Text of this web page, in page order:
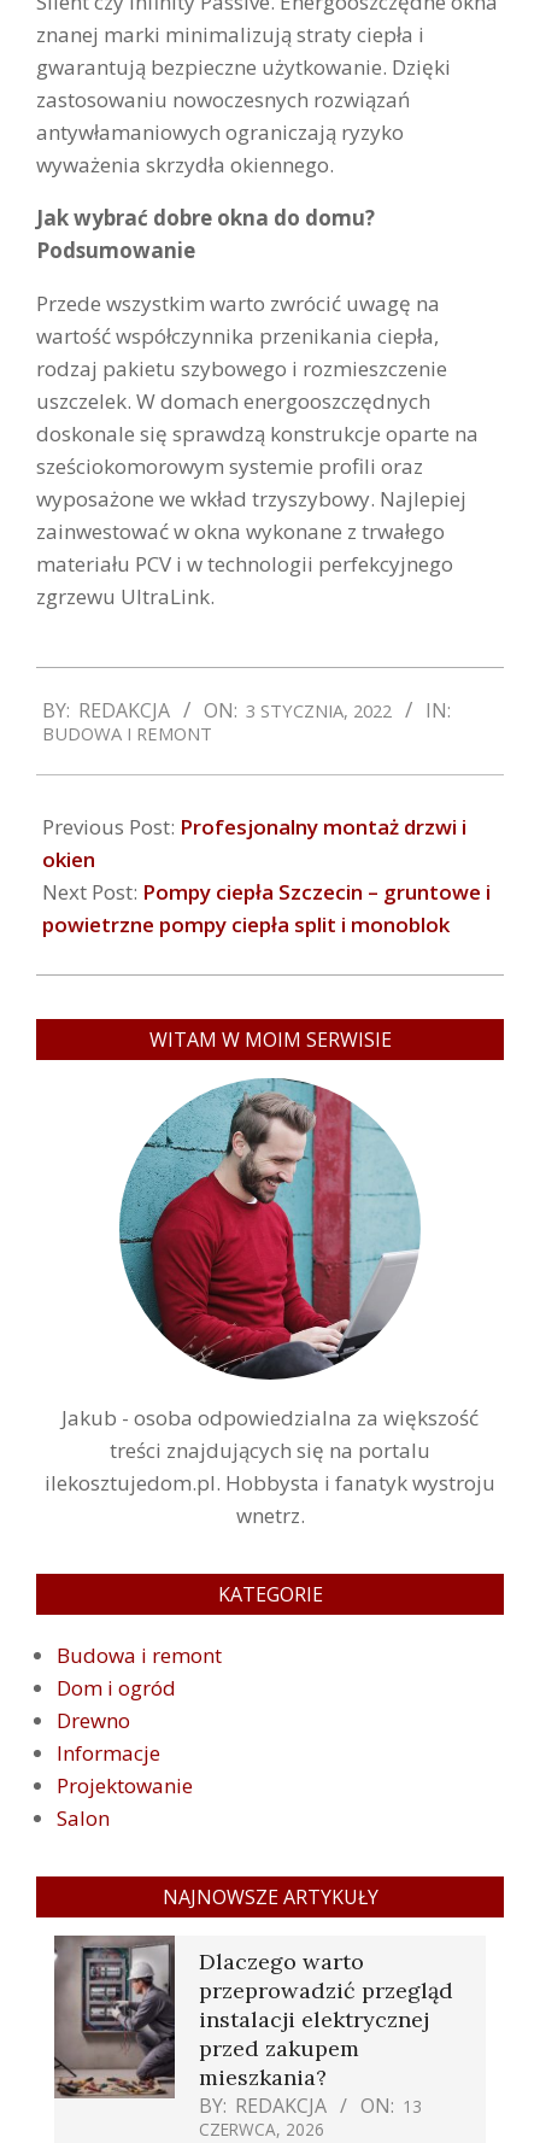
znanej marki minimalizują straty ciepła i
gwarantują bezpieczne użytkowanie. Dzięki
zastosowaniu nowoczesnych rozwiązań
antywłamaniowych ograniczają ryzyko
wyważenia skrzydła okiennego.
Jak wybrać dobre okna do domu?
Podsumowanie
Przede wszystkim warto zwrócić uwagę na
wartość współczynnika przenikania ciepła,
rodzaj pakietu szybowego i rozmieszczenie
uszczelek. W domach energooszczędnych
doskonale się sprawdzą konstrukcje oparte na
sześciokomorowym systemie profili oraz
wyposażone we wkład trzyszybowy. Najlepiej
zainwestować w okna wykonane z trwałego
materiału PCV i w technologii perfekcyjnego
zgrzewu UltraLink.
01-
03
BY: REDAKCJA ON: 3 STYCZNIA, 2022 IN:
BUDOWA I REMONT
Previous Post: Profesjonalny montaż drzwi i
okien
Next Post: Pompy ciepła Szczecin – gruntowe i
powietrzne pompy ciepła split i monoblok
WITAM W MOIM SERWISIE
Jakub - osoba odpowiedzialna za większość
treści znajdujących się na portalu
ilekosztujedom.pl. Hobbysta i fanatyk wystroju
wnetrz.
KATEGORIE
Budowa i remont
Dom i ogród
Drewno
Informacje
Projektowanie
Salon
NAJNOWSZE ARTYKUŁY
Dlaczego warto
przeprowadzić przegląd
instalacji elektrycznej
przed zakupem
mieszkania?
BY: REDAKCJA ON: 13
CZERWCA, 2026